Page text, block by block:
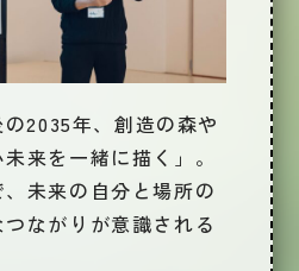
の2035年、創造の森や
来を一緒に描く」 。
未来の自分と場所の
ながりが意識される